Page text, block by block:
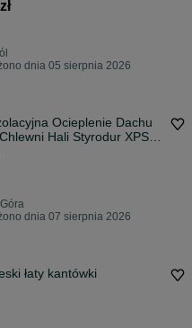
dnia 05 sierpnia 2026
Ocieplenie Dachu
Hali Styrodur XPS
dnia 07 sierpnia 2026
łaty kantówki